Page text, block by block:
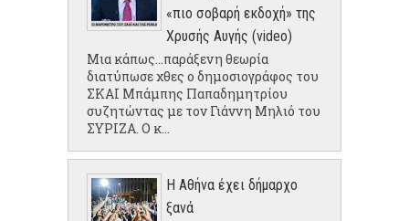
«πιο σοβαρή εκδοχή» της
Χρυσής Αυγής (video)
Μια κάπως...παράξενη θεωρία
διατύπωσε χθες ο δημοσιογράφος του
ΣΚΑΙ Μπάμπης Παπαδημητρίου
συζητώντας με τον Γιάννη Μηλιό του
ΣΥΡΙΖΑ. Ο κ...
Η Αθήνα έχει δήμαρχο
ξανά